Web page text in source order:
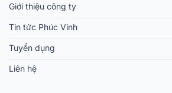
Giới thiệu công ty
Tin tức Phúc Vinh
Tuyển dụng
Liên hệ